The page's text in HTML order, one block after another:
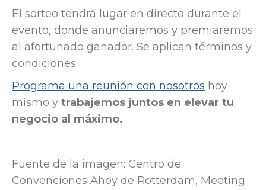
El sorteo tendrá lugar en directo durante el
evento, donde anunciaremos y premiaremos
al afortunado ganador. Se aplican términos y
condiciones.
Programa una reunión con nosotros hoy
mismo y trabajemos juntos en elevar tu
negocio al máximo.
Fuente de la imagen: Centro de
Convenciones Ahoy de Rotterdam, Meeting